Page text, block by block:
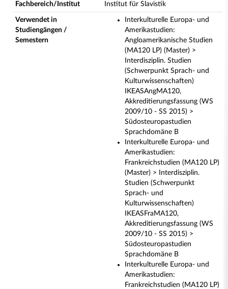
Fachbereich/Institut Institut für Slavistik
Verwendet in
Studiengängen /
Semestern
Interkulturelle Europa- und
Amerikastudien:
Angloamerikanische Studien
(MA120 LP) (Master) >
Interdisziplin. Studien
(Schwerpunkt Sprach- und
Kulturwissenschaften)
IKEASAngMA120,
Akkreditierungsfassung (WS
2009/10 - SS 2015) >
Südosteuropastudien
Sprachdomäne B
Interkulturelle Europa- und
Amerikastudien:
Frankreichstudien (MA120 LP)
(Master) > Interdisziplin.
Studien (Schwerpunkt
Sprach- und
Kulturwissenschaften)
IKEASFraMA120,
Akkreditierungsfassung (WS
2009/10 - SS 2015) >
Südosteuropastudien
Sprachdomäne B
Interkulturelle Europa- und
Amerikastudien:
Frankreichstudien (MA120 LP)